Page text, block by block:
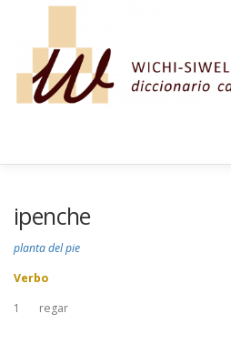
Saltar al contenido
ipenche
planta del pie
Verbo
1
regar